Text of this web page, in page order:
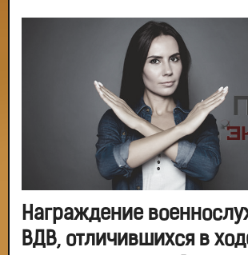
Награждение
ВДВ, отличившихся в